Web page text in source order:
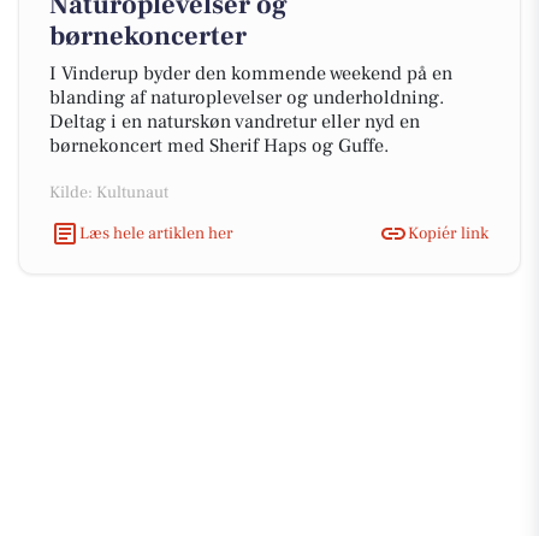
børnekoncerter
I Vinderup byder den kommende weekend på en
blanding af naturoplevelser og underholdning.
Deltag i en naturskøn vandretur eller nyd en
børnekoncert med Sherif Haps og Guffe.
Kilde: Kultunaut
Læs hele artiklen her
Kopiér link